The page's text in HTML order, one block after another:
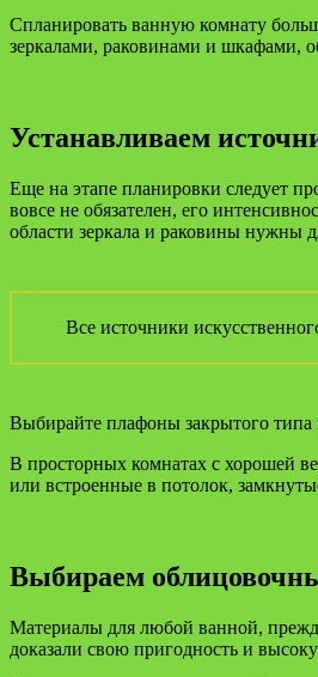
Спланировать ванную комнату
зеркалами, раковинами и шкафами,
Устанавливаем
Еще на этапе планировки следует
вовсе не обязателен, его
области зеркала и раковины нужны
Все источники
Выбирайте плафоны закрытого типа
В просторных комнатах с хорошей
или встроенные в потолок,
Выбираем
Материалы для любой ванной,
доказали свою пригодность и